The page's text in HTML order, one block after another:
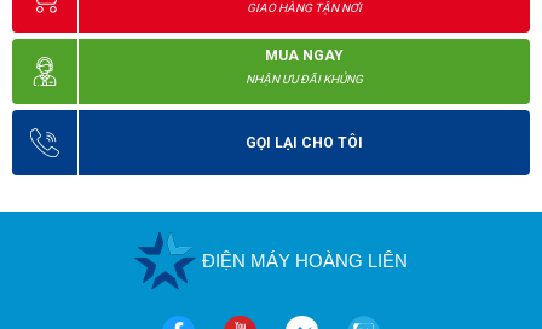
GIAO HÀNG TẬN NƠI
MUA NGAY
NHẬN ƯU ĐÃI KHỦNG
GỌI LẠI CHO TÔI
ĐIỆN MÁY HOÀNG LIÊN